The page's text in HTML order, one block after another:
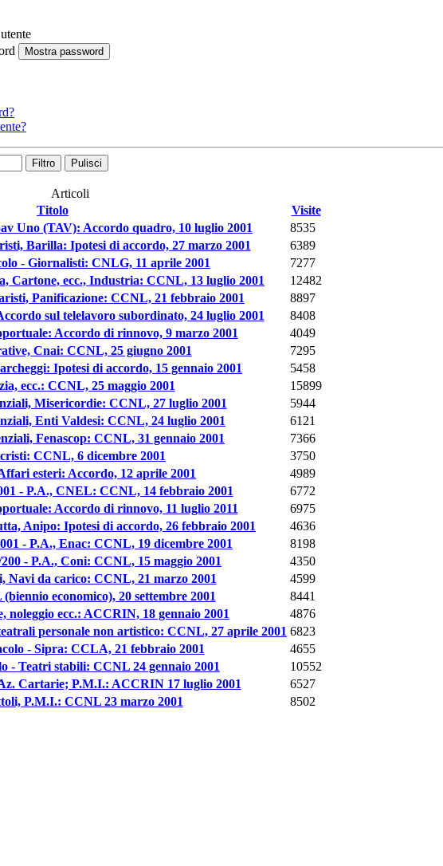
Mostra password
Filtro Pulisci
Articoli
Titolo
Visite
Uno (TAV): Accordo quadro, 10 luglio 2001
8535
Barilla: Ipotesi di accordo, 27 marzo 2001
6389
- Giornalisti: CNLG, 11 aprile 2001
7277
Cartone, ecc., Industria: CCNL, 13 luglio 2001
12482
Panificazione: CCNL, 21 febbraio 2001
8897
sul telelavoro subordinato, 24 luglio 2001
8408
Accordo di rinnovo, 9 marzo 2001
4049
Cnai: CCNL, 25 giugno 2001
7295
Ipotesi di accordo, 15 gennaio 2001
5458
ecc.: CCNL, 25 maggio 2001
15899
Misericordie: CCNL, 27 luglio 2001
5944
Enti Valdesi: CCNL, 24 luglio 2001
6121
Fenascop: CCNL, 31 gennaio 2001
7366
CCNL, 6 dicembre 2001
3750
esteri: Accordo, 12 aprile 2001
4989
- P.A., CNEL: CCNL, 14 febbraio 2001
6772
Accordo di rinnovo, 11 luglio 2011
6975
Anipo: Ipotesi di accordo, 26 febbraio 2001
4636
- P.A., Enac: CCNL, 19 dicembre 2001
8198
- P.A., Coni: CCNL, 15 maggio 2001
4350
da carico: CCNL, 21 marzo 2001
4599
economico), 20 settembre 2001
8441
noleggio ecc.: ACCRIN, 18 gennaio 2001
4876
personale non artistico: CCNL, 27 aprile 2001 6823
- Sipra: CCLA, 21 febbraio 2001
4655
- Teatri stabili: CCNL 24 gennaio 2001
10552
Cartarie; P.M.I.: ACCRIN 17 luglio 2001
6527
P.M.I.: CCNL 23 marzo 2001
8502